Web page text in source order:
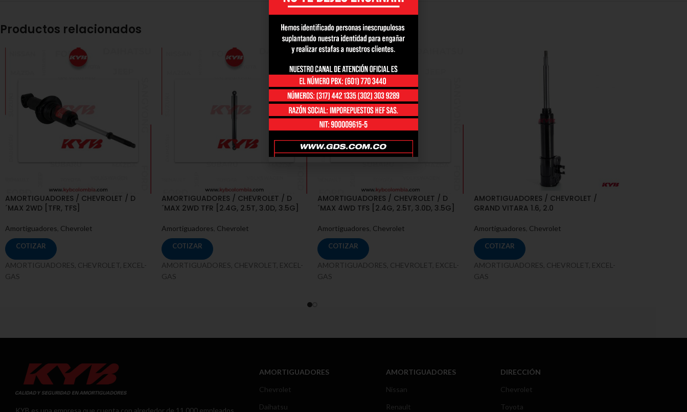
Productos relacionados
AMORTIGUADORES / CHEVROLET / D
´MAX 2WD [TFR, TFS]
Amortiguadores Chevrolet
COTIZAR
AMORTIGUADORES, CHEVROLET, EXCEL-
GAS
AMORTIGUADORES / CHEVROLET / D
´MAX 2WD TFR [2.4G, 2.5T, 3.0D, 3.5G]
Amortiguadores Chevrolet
COTIZAR
AMORTIGUADORES, CHEVROLET, EXCEL-
GAS
AMORTIGUADORES / CHEVROLET / D
´MAX 4WD TFS [2.4G, 2.5T, 3.0D, 3.5G]
Amortiguadores Chevrolet
COTIZAR
AMORTIGUADORES, CHEVROLET, EXCEL-
GAS
AMORTIGUADORES / CHEVROLET /
GRAND VITARA 1.6, 2.0
Amortiguadores Chevrolet
COTIZAR
AMORTIGUADORES, CHEVROLET, EXCEL-
GAS
KYB es una empresa que cuenta con alrededor de 11,000 empleados
AMORTIGUADORES
Chevrolet
Daihatsu
AMORTIGUADORES
Nissan
Renault
DIRECCIÓN
Chevrolet
Toyota